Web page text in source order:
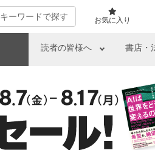
キーワードで探す お気に入り
読者の皆様へ 書店・